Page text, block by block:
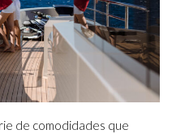
de comodidades que